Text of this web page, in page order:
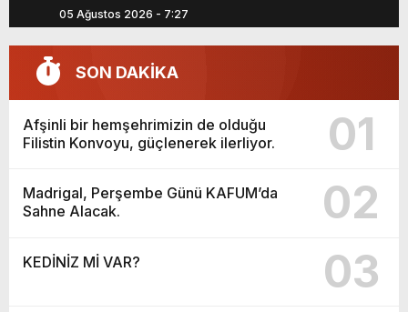
03 Ağustos 2026 - 16:46
SON DAKİKA
Afşinli bir hemşehrimizin de olduğu
Filistin Konvoyu, güçlenerek ilerliyor.
01
Madrigal, Perşembe Günü KAFUM’da
Sahne Alacak.
02
KEDİNİZ Mİ VAR? 03